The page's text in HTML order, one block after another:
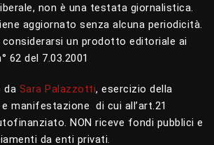
non è una testata giornalistica.
aggiornato senza alcuna periodicità.
un prodotto editoriale ai
62 del 7.03.2001
da Sara Palazzotti, esercizio della
manifestazione di cui all’art.21
NON riceve fondi pubblici e
da enti privati.